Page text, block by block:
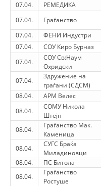
USE AND
07.04.
РЕМЕДИКА
07.04.
Граѓанство
07.04.
ФЕНИ Индустри
07.04.
СОУ Киро Бурназ
07.04.
СОУ Св:Наум
Охридски
07.04.
Здружение на
граѓани (СДСМ)
08.04.
АРМ Велес
08.04.
СОМУ Никола
Штејн
08.04.
Граѓанство Мак.
Каменица
08.04.
СУГС Браќа
Миладиновци
08.04.
ПС Битола
08.04.
Граѓанство
Ростуше